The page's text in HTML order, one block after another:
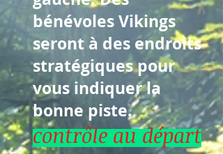
bénévoles Vikings
seront à des endroits
stratégiques pour
vous indiquer la
bonne piste.
contrôle au départ